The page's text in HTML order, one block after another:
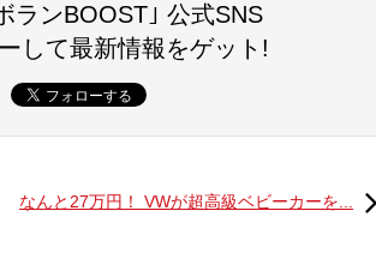
ONE>NEXT戦略」に基づき、
ためのモデルとして投入される。BMW
自の魅力の頂点を表しています。BMW8
ランBOOST｣ 公式SNS
して最新情報をゲット!
なんと27万円！ VWが超高級ベビーカーを...